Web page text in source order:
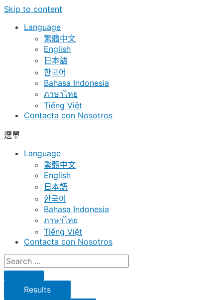
Skip to content
Language
繁體中文
English
日本語
한국어
Bahasa Indonesia
ภาษาไทย
Tiếng Việt
Contacta con Nosotros
選單
Language
繁體中文
English
日本語
한국어
Bahasa Indonesia
ภาษาไทย
Tiếng Việt
Contacta con Nosotros
Results